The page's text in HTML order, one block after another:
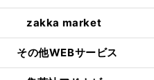
zakka market
その他WEBサービス